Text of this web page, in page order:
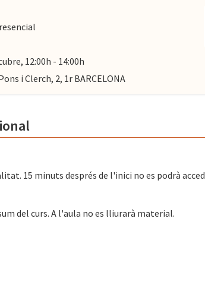
12:00h - 14:00h
i Clerch, 2, 1r BARCELONA
15 minuts després de l'inici no es podrà
del curs. A l'aula no es lliurarà material.